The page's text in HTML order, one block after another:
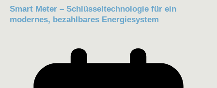
Smart Meter – Schlüsseltechnologie für ein
modernes, bezahlbares Energiesystem